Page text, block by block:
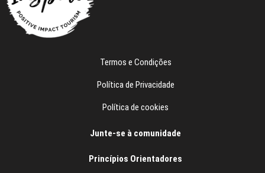
Termos e Condições
Política de Privacidade
Política de cookies
Junte-se à comunidade
Princípios Orientadores